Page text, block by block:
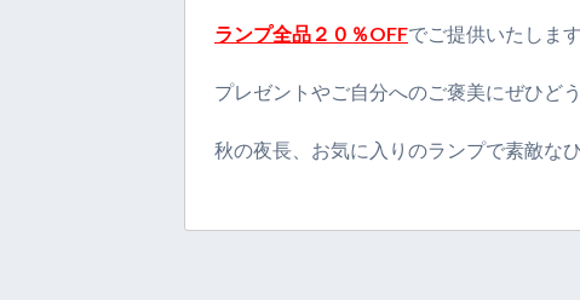
ランプ全品２０％OFFでご提供いたします
プレゼントやご自分へのご褒美にぜひどう
秋の夜長、お気に入りのランプで素敵な